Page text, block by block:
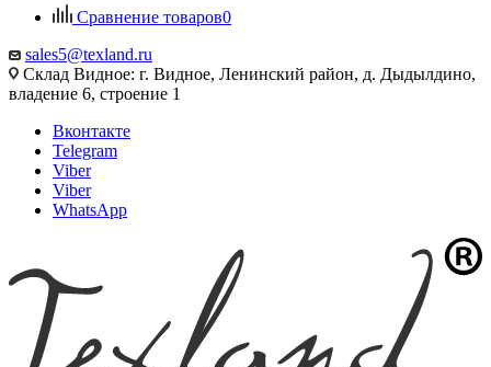
Сравнение товаров0
sales5@texland.ru
Склад Видное: г. Видное, Ленинский район, д. Дыдылдино,
владение 6, строение 1
Вконтакте
Telegram
Viber
Viber
WhatsApp